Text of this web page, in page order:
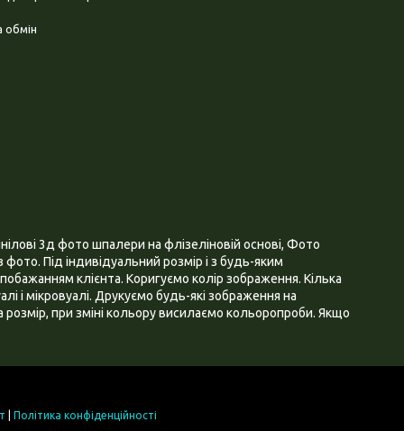
обмін
3д фото шпалери на флізеліновій основі, Фото
Під індивідуальний розмір і з будь-яким
клієнта. Коригуємо колір зображення. Кілька
і мікровуалі. Друкуємо будь-які зображення на
при зміні кольору висилаємо кольоропроби. Якщо
Політика конфіденційності